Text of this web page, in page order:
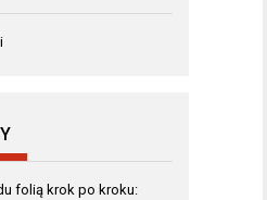
folią krok po kroku: